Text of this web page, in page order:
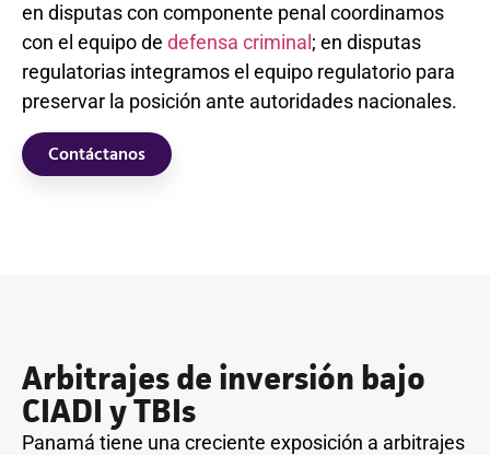
en disputas con componente penal coordinamos
con el equipo de defensa criminal ; en disputas
regulatorias integramos el equipo regulatorio para
preservar la posición ante autoridades nacionales.
Contáctanos
Arbitrajes de inversión bajo
CIADI y TBIs
Panamá tiene una creciente exposición a arbitrajes